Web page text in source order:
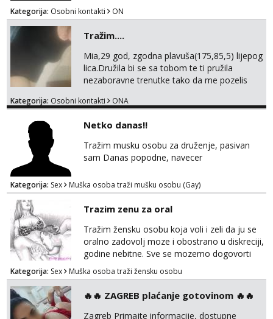
Kategorija: Osobni kontakti ON
Tražim....
Mia,29 god, zgodna plavuša(175,85,5) lijepog
lica.Družila bi se sa tobom te ti pružila
nezaboravne trenutke tako da me pozelis
Uvjet-tvoj prostor/hotel....Za online dogovor..
te..
Kategorija: Osobni kontakti ONA
Netko danas!!
Tražim musku osobu za druženje, pasivan
sam Danas popodne, navecer
Kategorija: Sex Muška osoba traži mušku osobu (Gay)
Trazim zenu za oral
Tražim žensku osobu koja voli i zeli da ju se
oralno zadovolj moze i obostrano u diskreciji,
godine nebitne. Sve se mozemo dogovorti
Zagreb i okolica. Whatsap, Viber 0958068368
Kategorija: Sex Muška osoba traži žensku osobu
🔥🔥 ZAGREB plaćanje gotovinom 🔥🔥
Zagreb Primajte informacije, dostupne